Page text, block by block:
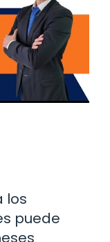
los
puede